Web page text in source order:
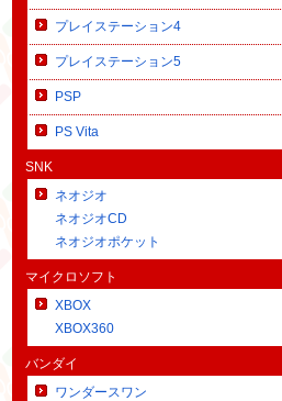
プレイステーション4
プレイステーション5
PSP
PS Vita
SNK
ネオジオ
ネオジオCD
ネオジオポケット
マイクロソフト
XBOX
XBOX360
バンダイ
ワンダースワン